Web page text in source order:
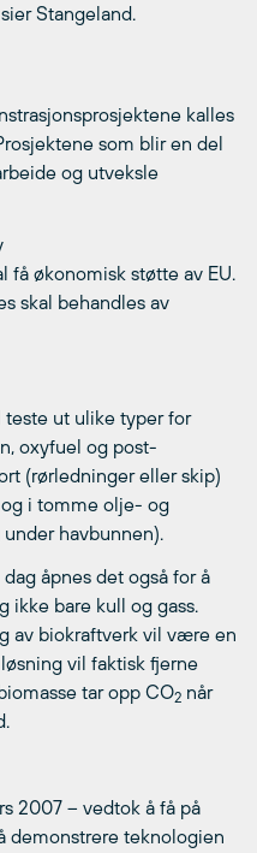
Stangeland.
kalles
som blir en del
og utveksle
få økonomisk støtte av EU.
skal behandles av
teste ut ulike typer for
oxyfuel og post-
(rørledninger eller skip)
i tomme olje- og
havbunnen).
åpnes det også for å
ikke bare kull og gass.
av biokraftverk vil være en
vil faktisk fjerne
tar opp CO2 når
2007 – vedtok å få på
demonstrere teknologien